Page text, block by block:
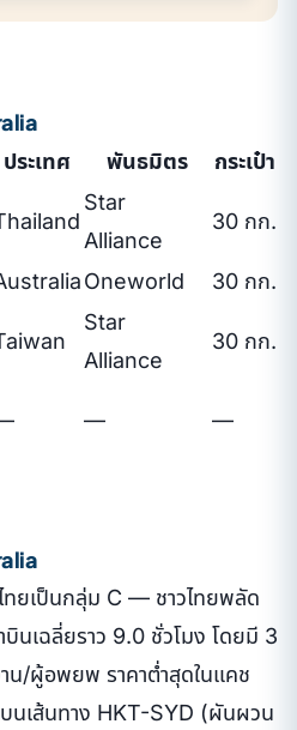
ประเทศ พันธมิตร กระเป๋า
Star
Alliance
30 กก.
Oneworld 30 กก.
Star
Alliance
30 กก.
— —
ทยเป็นกลุ่ม C — ชาวไทยพลัด
นเฉลี่ยราว 9.0 ชั่วโมง โดยมี 3
น/ผู้อพยพ ราคาต่ำสุดในแคช
นเส้นทาง HKT-SYD (ผันผวน